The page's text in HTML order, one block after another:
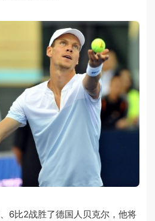
比2战胜了德国人贝克尔，他将